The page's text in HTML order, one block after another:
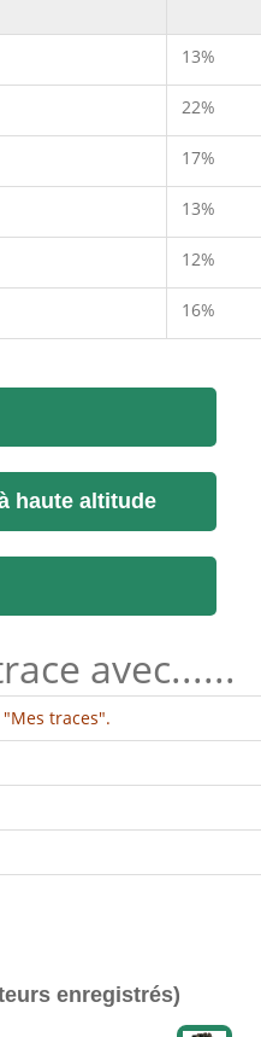
13%
22%
17%
13%
12%
16%
haute altitude
avec......
traces".
enregistrés)